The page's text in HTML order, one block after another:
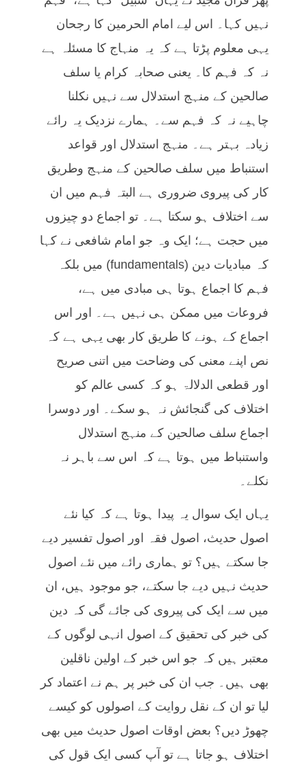
نہیں کہا۔ اس لیے امام الحرمین کا رجحان
یہی معلوم پڑتا ہے کہ یہ منہاج کا مسئلہ ہے
نہ کہ فہم کا۔ یعنی صحابہ کرام یا سلف
صالحین کے منہج استدلال سے نہیں نکلنا
چاہیے نہ کہ فہم سے۔ ہمارے نزدیک یہ رائے
زیادہ بہتر ہے۔ منہج استدلال اور قواعد
استنباط میں سلف صالحین کے منہج وطریق
کار کی پیروی ضروری ہے البتہ فہم میں ان
سے اختلاف ہو سکتا ہے۔ تو اجماع دو چیزوں
میں حجت ہے؛ ایک وہ جو امام شافعی نے کہا
کہ مبادیات دین (fundamentals) میں بلکہ
فہم کا اجماع ہوتا ہی مبادی میں ہے،
فروعات میں ممکن ہی نہیں ہے۔ اور اس
اجماع کے ہونے کا طریق کار بھی یہی ہے کہ
نص اپنے معنی کی وضاحت میں اتنی صریح
اور قطعی الدلالۃ ہو کہ کسی عالم کو
اختلاف کی گنجائش نہ ہو سکے۔ اور دوسرا
اجماع سلف صالحین کے منہج استدلال
واستنباط میں ہوتا ہے کہ اس سے باہر نہ
نکلے۔
یہاں ایک سوال یہ پیدا ہوتا ہے کہ کیا نئے
اصول حدیث، اصول فقہ اور اصول تفسیر دیے
جا سکتے ہیں؟ تو ہماری رائے میں نئے اصول
حدیث نہیں دیے جا سکتے، جو موجود ہیں، ان
میں سے ایک کی پیروی کی جائے گی کہ دین
کی خبر کی تحقیق کے اصول انہی لوگوں کے
معتبر ہیں کہ جو اس خبر کے اولین ناقلین
بھی ہیں۔ جب ان کی خبر پر ہم نے اعتماد کر
لیا تو ان کے نقل روایت کے اصولوں کو کیسے
چھوڑ دیں؟ بعض اوقات اصول حدیث میں بھی
اختلاف ہو جاتا ہے تو آپ کسی ایک قول کی